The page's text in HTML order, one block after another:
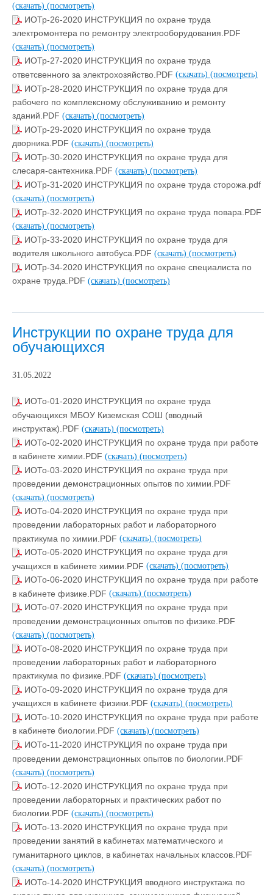
(скачать) (посмотреть)
ИОТр-26-2020 ИНСТРУКЦИЯ по охране труда
электромонтера по ремонтру электрооборудования.PDF
(скачать) (посмотреть)
ИОТр-27-2020 ИНСТРУКЦИЯ по охране труда
ответсвенного за электрохозяйство.PDF (скачать) (посмотреть)
ИОТр-28-2020 ИНСТРУКЦИЯ по охране труда для
рабочего по комплексному обслуживанию и ремонту
зданий.PDF (скачать) (посмотреть)
ИОТр-29-2020 ИНСТРУКЦИЯ по охране труда
дворника.PDF (скачать) (посмотреть)
ИОТр-30-2020 ИНСТРУКЦИЯ по охране труда для
слесаря-сантехника.PDF (скачать) (посмотреть)
ИОТр-31-2020 ИНСТРУКЦИЯ по охране труда сторожа.pdf
(скачать) (посмотреть)
ИОТр-32-2020 ИНСТРУКЦИЯ по охране труда повара.PDF
(скачать) (посмотреть)
ИОТр-33-2020 ИНСТРУКЦИЯ по охране труда для
водителя школьного автобуса.PDF (скачать) (посмотреть)
ИОТр-34-2020 ИНСТРУКЦИЯ по охране специалиста по
охране труда.PDF (скачать) (посмотреть)
Инструкции по охране труда для
обучающихся
31.05.2022
ИОТо-01-2020 ИНСТРУКЦИЯ по охране труда
обучающихся МБОУ Киземская СОШ (вводный
инструктаж).PDF (скачать) (посмотреть)
ИОТо-02-2020 ИНСТРУКЦИЯ по охране труда при работе
в кабинете химии.PDF (скачать) (посмотреть)
ИОТо-03-2020 ИНСТРУКЦИЯ по охране труда при
проведении демонстрационных опытов по химии.PDF
(скачать) (посмотреть)
ИОТо-04-2020 ИНСТРУКЦИЯ по охране труда при
проведении лабораторных работ и лабораторного
практикума по химии.PDF (скачать) (посмотреть)
ИОТо-05-2020 ИНСТРУКЦИЯ по охране труда для
учащихся в кабинете химии.PDF (скачать) (посмотреть)
ИОТо-06-2020 ИНСТРУКЦИЯ по охране труда при работе
в кабинете физике.PDF (скачать) (посмотреть)
ИОТо-07-2020 ИНСТРУКЦИЯ по охране труда при
проведении демонстрационных опытов по физике.PDF
(скачать) (посмотреть)
ИОТо-08-2020 ИНСТРУКЦИЯ по охране труда при
проведении лабораторных работ и лабораторного
практикума по физике.PDF (скачать) (посмотреть)
ИОТо-09-2020 ИНСТРУКЦИЯ по охране труда для
учащихся в кабинете физики.PDF (скачать) (посмотреть)
ИОТо-10-2020 ИНСТРУКЦИЯ по охране труда при работе
в кабинете биологии.PDF (скачать) (посмотреть)
ИОТо-11-2020 ИНСТРУКЦИЯ по охране труда при
проведении демонстрационных опытов по биологии.PDF
(скачать) (посмотреть)
ИОТо-12-2020 ИНСТРУКЦИЯ по охране труда при
проведении лабораторных и практических работ по
биологии.PDF (скачать) (посмотреть)
ИОТо-13-2020 ИНСТРУКЦИЯ по охране труда при
проведении занятий в кабинетах математического и
гуманитарного циклов, в кабинетах начальных классов.PDF
(скачать) (посмотреть)
ИОТо-14-2020 ИНСТРУКЦИЯ вводного инструктажа по